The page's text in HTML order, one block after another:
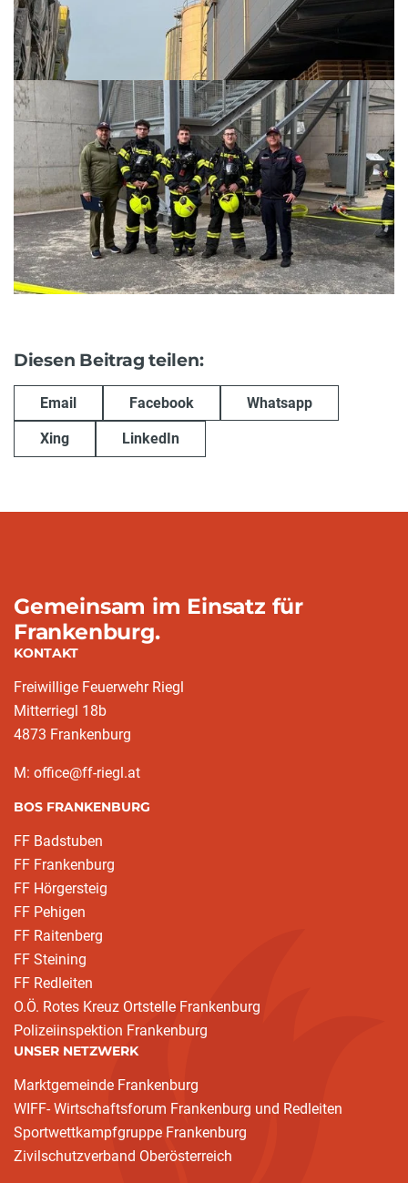
Diesen Beitrag teilen:
Email Facebook Whatsapp
Xing LinkedIn
Gemeinsam im Einsatz für
Frankenburg.
KONTAKT
Freiwillige Feuerwehr Riegl
Mitterriegl 18b
4873 Frankenburg
M: office@ff-riegl.at
BOS FRANKENBURG
FF Badstuben
FF Frankenburg
FF Hörgersteig
FF Pehigen
FF Raitenberg
FF Steining
FF Redleiten
O.Ö. Rotes Kreuz Ortstelle Frankenburg
Polizeiinspektion Frankenburg
UNSER NETZWERK
Marktgemeinde Frankenburg
WIFF- Wirtschaftsforum Frankenburg und Redleiten
Sportwettkampfgruppe Frankenburg
Zivilschutzverband Oberösterreich